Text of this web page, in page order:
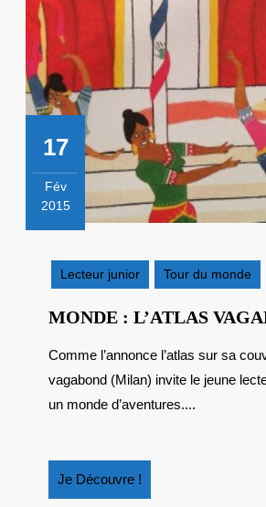
17
Fév
2015
2015
Lecteur junior
Tour du monde
MONDE : L’ATLAS
Comme l’annonce l’atlas sur sa couverture, l’Atlas
vagabond (Milan) invite le jeune
un monde d’aventures....
Je Découvre !
Découvre